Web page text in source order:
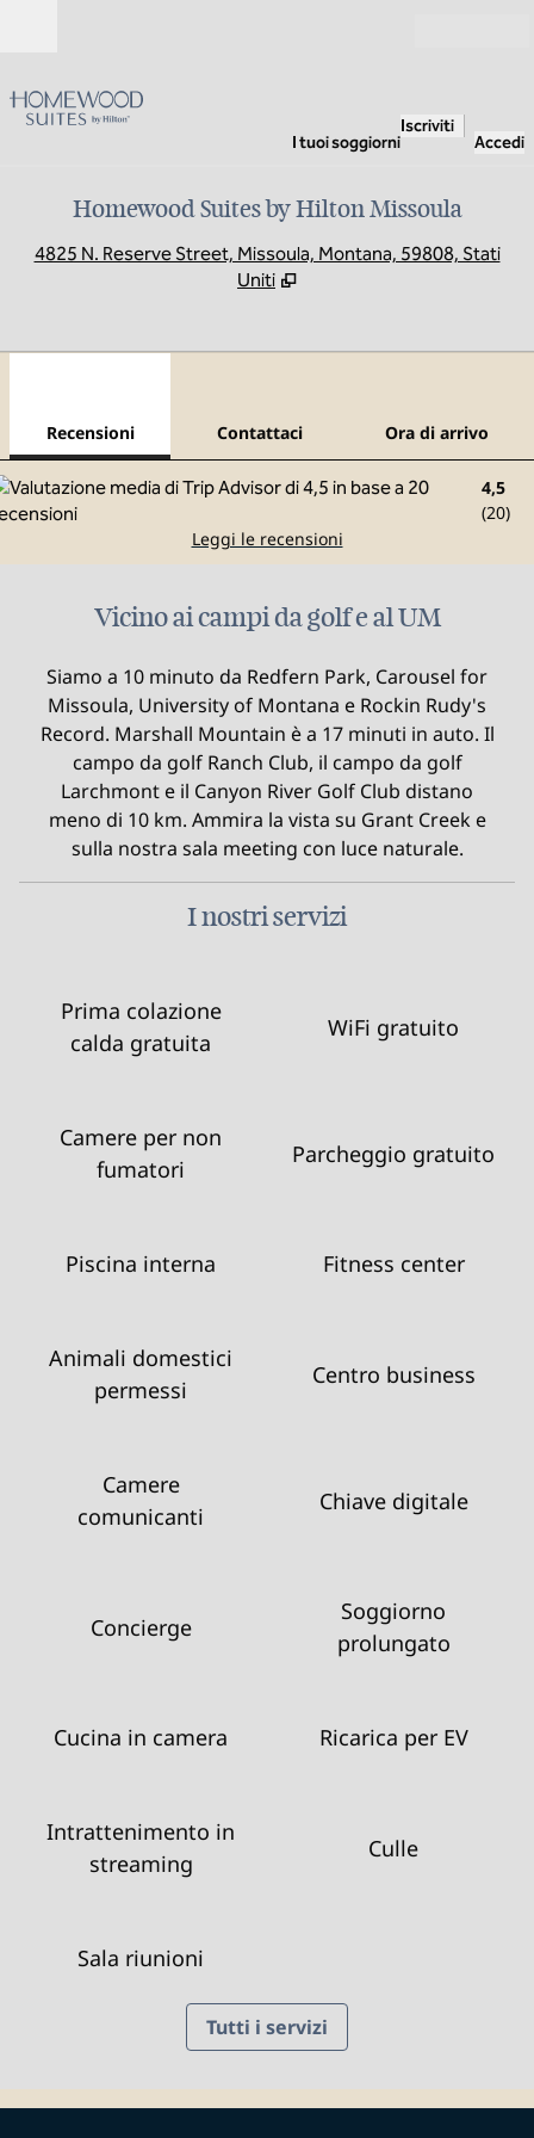
I tuoi soggiorni
Iscriviti
Accedi
Homewood Suites by Hilton Missoula
4825 N. Reserve Street, Missoula, Montana, 59808, Stati
Uniti
Recensioni Contattaci Ora di arrivo
4,5
(20)
Leggi le recensioni
Vicino ai campi da golf e al UM
Siamo a 10 minuto da Redfern Park, Carousel for
Missoula, University of Montana e Rockin Rudy's
Record. Marshall Mountain è a 17 minuti in auto. Il
campo da golf Ranch Club, il campo da golf
Larchmont e il Canyon River Golf Club distano
meno di 10 km. Ammira la vista su Grant Creek e
sulla nostra sala meeting con luce naturale.
I nostri servizi
Prima colazione
calda gratuita
WiFi gratuito
Camere per non
fumatori
Parcheggio gratuito
Piscina interna Fitness center
Animali domestici
permessi
Centro business
Camere
comunicanti
Chiave digitale
Concierge
Soggiorno
prolungato
Cucina in camera Ricarica per EV
Intrattenimento in
streaming
Culle
Sala riunioni
Tutti i servizi